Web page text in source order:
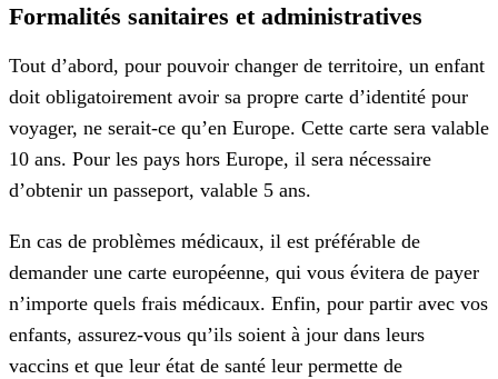
Formalités sanitaires et administratives
Tout d’abord, pour pouvoir changer de territoire, un enfant
doit obligatoirement avoir sa propre carte d’identité pour
voyager, ne serait-ce qu’en Europe. Cette carte sera valable
10 ans. Pour les pays hors Europe, il sera nécessaire
d’obtenir un passeport, valable 5 ans.
En cas de problèmes médicaux, il est préférable de
demander une carte européenne, qui vous évitera de payer
n’importe quels frais médicaux. Enfin, pour partir avec vos
enfants, assurez-vous qu’ils soient à jour dans leurs
vaccins et que leur état de santé leur permette de